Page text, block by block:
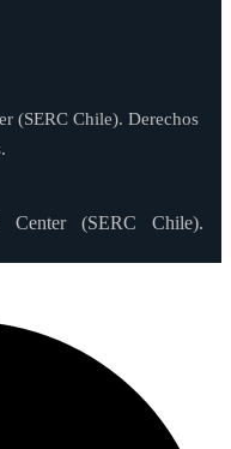
(SERC Chile). Derechos
(SERC Chile).